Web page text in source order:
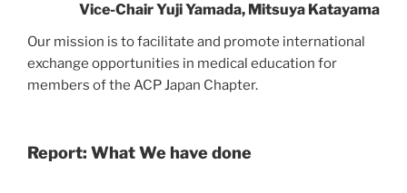
Vice-Chair Yuji Yamada, Mitsuya Katayama
Our mission is to facilitate and promote international
exchange opportunities in medical education for
members of the ACP Japan Chapter.
Report: What We have done